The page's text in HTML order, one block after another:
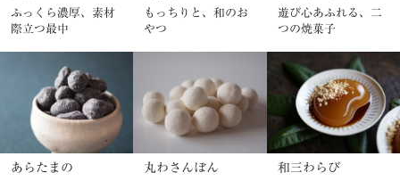
ふっくら濃厚、素材
際立つ最中
もっちりと、和のお
やつ
遊び心あふれる、二
つの焼菓子
あらたまの 丸わさんぼん 和三わらび